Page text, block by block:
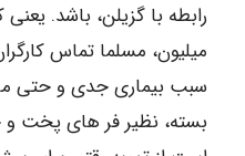
میلیون، مسلما تماس
سبب بیماری جدی و حتی
بسته، نظیر فر های پخت